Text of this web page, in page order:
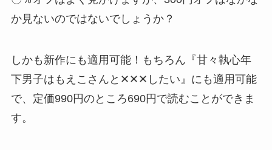
か見ないのではないでしょうか？
しかも新作にも適用可能！もちろん『甘々執心年
下男子はもえこさんと✕✕✕したい』にも適用可能
で、定価990円のところ690円で読むことができま
す。